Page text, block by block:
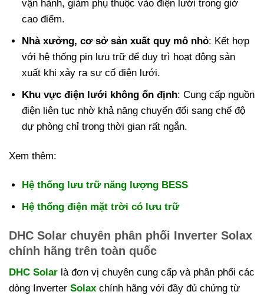
vận hành, giảm phụ thuộc vào điện lưới trong giờ
cao điểm.
Nhà xưởng, cơ sở sản xuất quy mô nhỏ: Kết hợp
với hệ thống pin lưu trữ để duy trì hoạt động sản
xuất khi xảy ra sự cố điện lưới.
Khu vực điện lưới không ổn định: Cung cấp nguồn
điện liên tục nhờ khả năng chuyển đổi sang chế độ
dự phòng chỉ trong thời gian rất ngắn.
Xem thêm:
Hệ thống lưu trữ năng lượng BESS
Hệ thống điện mặt trời có lưu trữ
DHC Solar chuyên phân phối Inverter Solax
chính hãng trên toàn quốc
DHC Solar là đơn vị chuyên cung cấp và phân phối các
dòng Inverter Solax chính hãng với đầy đủ chứng từ